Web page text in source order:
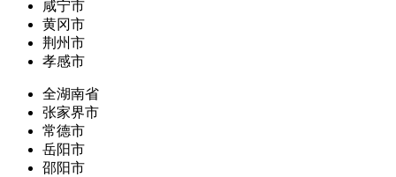
咸宁市
黄冈市
荆州市
孝感市
全湖南省
张家界市
常德市
岳阳市
邵阳市